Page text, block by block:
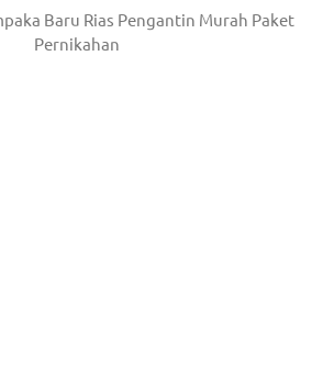
Baru Rias Pengantin Murah Paket
Pernikahan